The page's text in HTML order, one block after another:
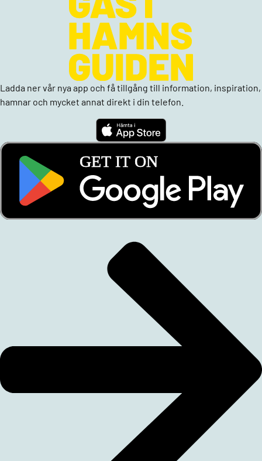
Ladda ner vår nya app och få tillgång till information, inspiration,
hamnar och mycket annat direkt i din telefon.